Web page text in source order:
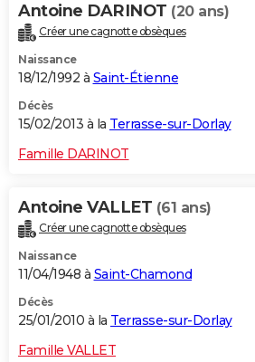
Antoine DARINOT (20 ans)
Créer une cagnotte obsèques
Naissance
18/12/1992 à Saint-Étienne
Décès
15/02/2013 à la Terrasse-sur-Dorlay
Famille DARINOT
Antoine VALLET (61 ans)
Créer une cagnotte obsèques
Naissance
11/04/1948 à Saint-Chamond
Décès
25/01/2010 à la Terrasse-sur-Dorlay
Famille VALLET